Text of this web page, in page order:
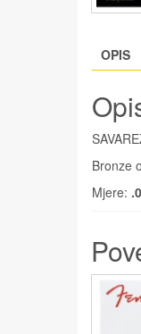
OPIS
Bronze
Mjere: